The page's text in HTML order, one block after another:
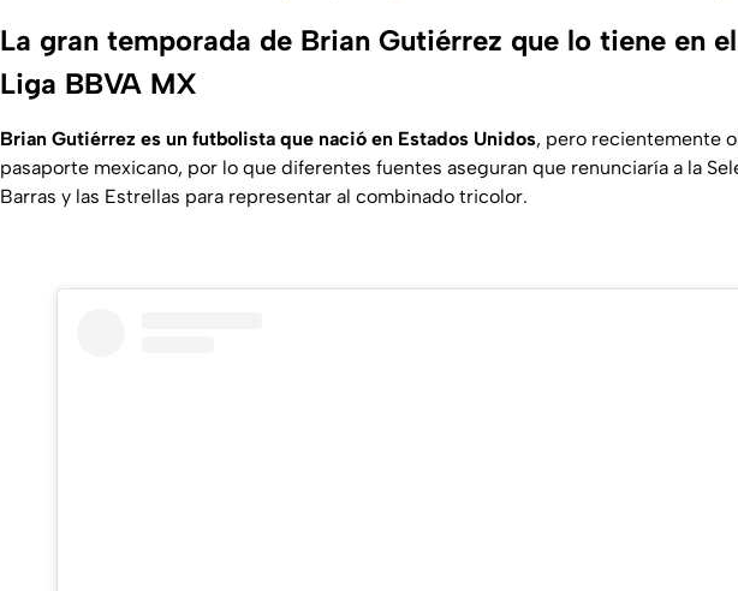
La gran temporada de Brian Gutiérrez que lo tiene en
Liga BBVA MX
Brian Gutiérrez es un futbolista que nació en Estados Unidos, pero recientemente
pasaporte mexicano, por lo que diferentes fuentes aseguran que renunciaría a la
Barras y las Estrellas para representar al combinado tricolor.